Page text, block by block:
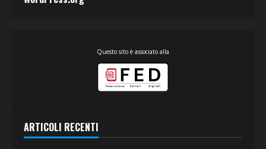
Questo sito è associato alla
ARTICOLI RECENTI